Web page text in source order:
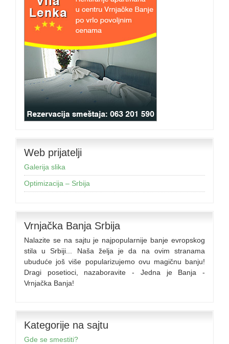
Web prijatelji
Galerija slika
Optimizacija – Srbija
Vrnjačka Banja Srbija
Nalazite se na sajtu je najpopularnije banje evropskog
stila u Srbiji... Naša želja je da na ovim stranama
ubuduće još više popularizujemo ovu magičnu banju!
Dragi posetioci, nazaboravite - Jedna je Banja -
Vrnjačka Banja!
Kategorije na sajtu
Gde se smestiti?